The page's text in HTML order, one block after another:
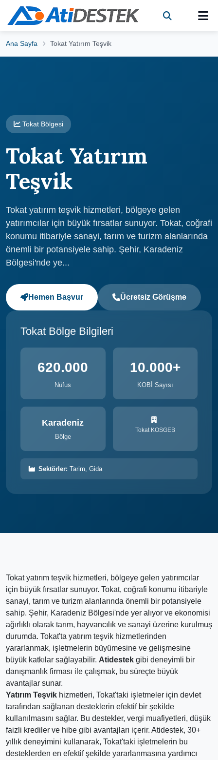
Ana Sayfa Tokat Yatırım Teşvik
Tokat Bölgesi
Tokat Yatırım
Teşvik
Tokat yatırım teşvik hizmetleri, bölgeye gelen
yatırımcılar için büyük fırsatlar sunuyor. Tokat, coğrafi
konumu itibariyle sanayi, tarım ve turizm alanlarında
önemli bir potansiyele sahip. Şehir, Karadeniz
Bölgesi'nde ye...
Hemen Başvur Ücretsiz Görüşme
Tokat Bölge Bilgileri
620.000
Nüfus
10.000+
KOBİ Sayısı
Karadeniz
Bölge
Tokat KOSGEB
Sektörler: Tarim, Gida
Tokat yatırım teşvik hizmetleri, bölgeye gelen yatırımcılar
için büyük fırsatlar sunuyor. Tokat, coğrafi konumu itibariyle
sanayi, tarım ve turizm alanlarında önemli bir potansiyele
sahip. Şehir, Karadeniz Bölgesi'nde yer alıyor ve ekonomisi
ağırlıklı olarak tarım, hayvancılık ve sanayi üzerine kurulmuş
durumda. Tokat'ta yatırım teşvik hizmetlerinden
yararlanmak, işletmelerin büyümesine ve gelişmesine
büyük katkılar sağlayabilir. Atidestek gibi deneyimli bir
danışmanlık firması ile çalışmak, bu süreçte büyük
avantajlar sunar.
Yatırım Teşvik hizmetleri, Tokat'taki işletmeler için devlet
tarafından sağlanan desteklerin efektif bir şekilde
kullanılmasını sağlar. Bu destekler, vergi muafiyetleri, düşük
faizli krediler ve hibe gibi avantajları içerir. Atidestek, 30+
yıllık deneyimini kullanarak, Tokat'taki işletmelerin bu
desteklerden en efektif şekilde yararlanmasına yardımcı